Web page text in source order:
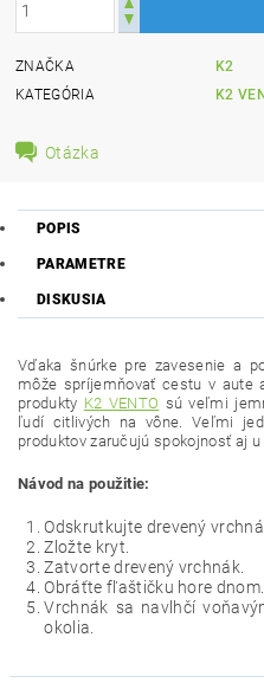
ZNAČKA
K2
KATEGÓRIA
K2
Otázka
POPIS
PARAMETRE
DISKUSIA
Vďaka šnúrke pre zavesenie a
môže spríjemňovať cestu v aute
produkty K2 VENTO sú veľmi
ľudí citlivých na vône. Veľmi
produktov zaručujú spokojnosť aj
Návod na použitie:
Odskrutkujte drevený
Zložte kryt.
Zatvorte drevený vrchnák.
Obráťte fľaštičku hore dnom.
Vrchnák sa navlhčí
okolia.